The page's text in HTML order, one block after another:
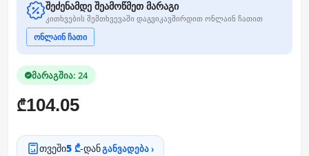
შეძენამდე შეამოწმეთ მარაგი
კითხვების შემთხვევაში დაგვიკავშირდით ონლაინ ჩათით
ონლაინ ჩათი
მარაგშია: 24
₾104.05
თვეში5 ₾-დანგანვადება ›